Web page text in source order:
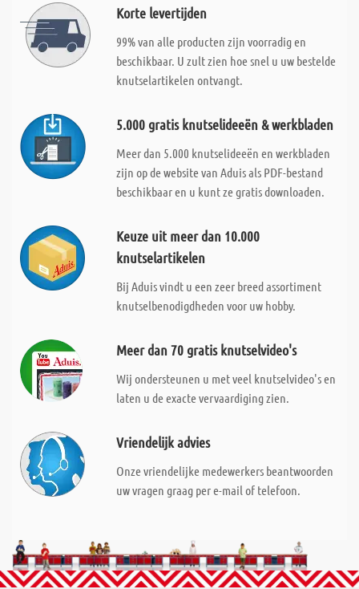
Korte levertijden
99% van alle producten zijn voorradig en
beschikbaar. U zult zien hoe snel u uw bestelde
knutselartikelen ontvangt.
5.000 gratis knutselideeën & werkbladen
Meer dan 5.000 knutselideeën en werkbladen
zijn op de website van Aduis als PDF-bestand
beschikbaar en u kunt ze gratis downloaden.
Keuze uit meer dan 10.000
knutselartikelen
Bij Aduis vindt u een zeer breed assortiment
knutselbenodigdheden voor uw hobby.
Meer dan 70 gratis knutselvideo's
Wij ondersteunen u met veel knutselvideo's en
laten u de exacte vervaardiging zien.
Vriendelijk advies
Onze vriendelijke medewerkers beantwoorden
uw vragen graag per e-mail of telefoon.